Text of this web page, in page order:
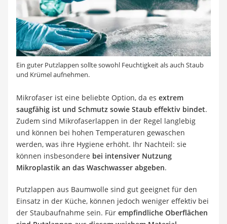
Ein guter Putzlappen sollte sowohl Feuchtigkeit als auch Staub
und Krümel aufnehmen.
Mikrofaser ist eine beliebte Option, da es extrem
saugfähig ist und Schmutz sowie Staub effektiv bindet.
Zudem sind Mikrofaserlappen in der Regel langlebig
und können bei hohen Temperaturen gewaschen
werden, was ihre Hygiene erhöht. Ihr Nachteil: sie
können insbesondere bei intensiver Nutzung
Mikroplastik an das Waschwasser abgeben.
Putzlappen aus Baumwolle sind gut geeignet für den
Einsatz in der Küche, können jedoch weniger effektiv bei
der Staubaufnahme sein. Für empfindliche Oberflächen